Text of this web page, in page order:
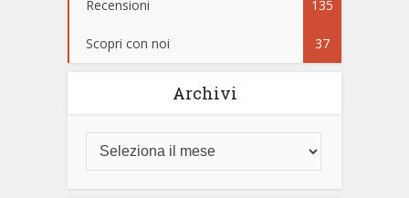
Recensioni 135
Scopri con noi 37
Archivi